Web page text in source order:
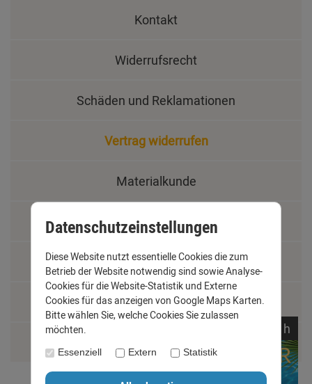
Kontakt
Widerrufsrecht
Schäden und Reklamationen
Vertrag widerrufen
Materialkunde
Fachbegriffe
Jobs
Montage und Installationshilfen
h
Datenschutzeinstellungen
Diese Website nutzt essentielle Cookies die zum
Betrieb der Website notwendig sind sowie Analyse-
Cookies für die Website-Statistik und Externe
Cookies für das anzeigen von Google Maps Karten.
Bitte wählen Sie, welche Cookies Sie zulassen
möchten.
Essenziell Extern Statistik